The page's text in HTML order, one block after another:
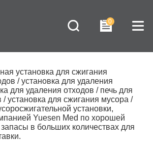
0
установка для сжигания
/ установка для удаления
для удаления отходов / печь для
/ установка для сжигания мусора /
установки,
Yuesen Med по хорошей
запасы в больших количествах для